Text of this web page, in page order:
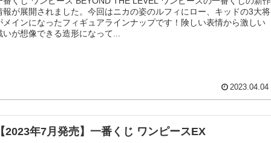
報が展開されました。今回はニカの姿のルフィにロー、キッドの3大将
メインになったフィギュアラインナップです！険しい表情から激しい
いが想像できる造形になって...
2023.04.04
2023年7月発売】一番くじ ワンピースEX